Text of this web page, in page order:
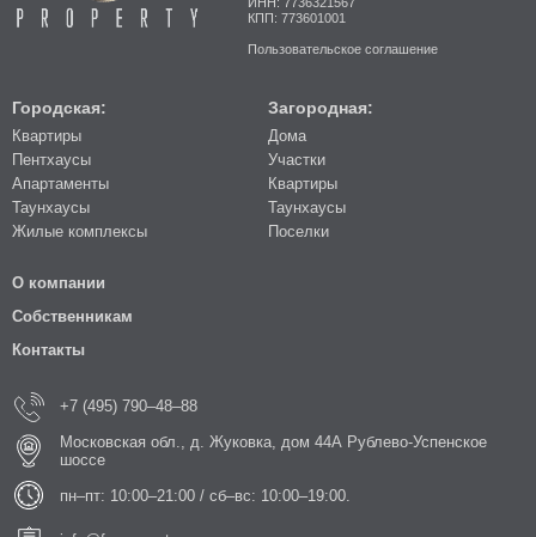
КПП: 773601001
Пользовательское соглашение
Городская:
Квартиры
Пентхаусы
Апартаменты
Таунхаусы
Жилые комплексы
Загородная:
Дома
Участки
Квартиры
Таунхаусы
Поселки
О компании
Собственникам
Контакты
+7 (495) 790–48–88
Московская обл., д. Жуковка, дом 44А Рублево-Успенское
шоссе
пн–пт: 10:00–21:00 / сб–вс: 10:00–19:00.